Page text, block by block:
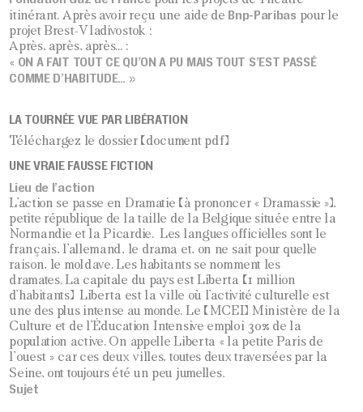
itinérant. Après avoir reçu une aide de Bnp-Paribas pour le
projet Brest-Vladivostok ;
Après, après, après… :
« ON A FAIT TOUT CE QU’ON A PU MAIS TOUT S’EST PASSÉ
COMME D’HABITUDE… »
LA TOURNÉE VUE PAR LIBÉRATION
Téléchargez le dossier (document pdf)
UNE VRAIE FAUSSE FICTION
Lieu de l’action
L’action se passe en Dramatie (à prononcer « Dramassie »),
petite république de la taille de la Belgique située entre la
Normandie et la Picardie. Les langues officielles sont le
français, l’allemand, le drama et, on ne sait pour quelle
raison, le moldave. Les habitants se nomment les
dramates. La capitale du pays est Liberta (1 million
d’habitants) Liberta est la ville où l’activité culturelle est
une des plus intense au monde. Le (MCEI) Ministère de la
Culture et de l’Éducation Intensive emploi 30% de la
population active. On appelle Liberta « la petite Paris de
l’ouest » car ces deux villes, toutes deux traversées par la
Seine, ont toujours été un peu jumelles.
Sujet